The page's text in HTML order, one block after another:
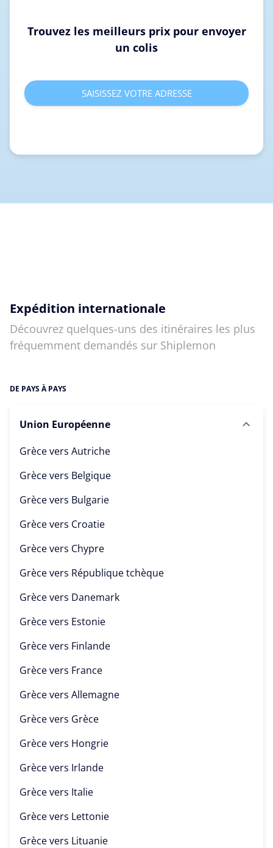
Trouvez les meilleurs prix pour envoyer
un colis
SAISISSEZ VOTRE ADRESSE
Expédition internationale
Découvrez quelques-uns des itinéraires les plus
fréquemment demandés sur Shiplemon
DE PAYS À PAYS
Union Européenne
Grèce vers Autriche
Grèce vers Belgique
Grèce vers Bulgarie
Grèce vers Croatie
Grèce vers Chypre
Grèce vers République tchèque
Grèce vers Danemark
Grèce vers Estonie
Grèce vers Finlande
Grèce vers France
Grèce vers Allemagne
Grèce vers Grèce
Grèce vers Hongrie
Grèce vers Irlande
Grèce vers Italie
Grèce vers Lettonie
Grèce vers Lituanie